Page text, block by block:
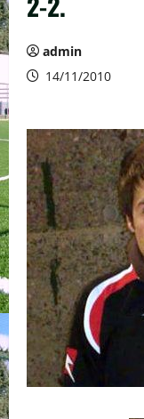
admin
14/11/2010